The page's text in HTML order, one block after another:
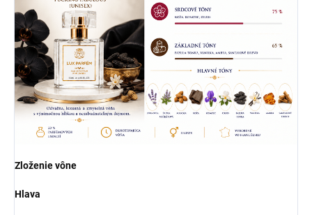
Zloženie vône
Hlava